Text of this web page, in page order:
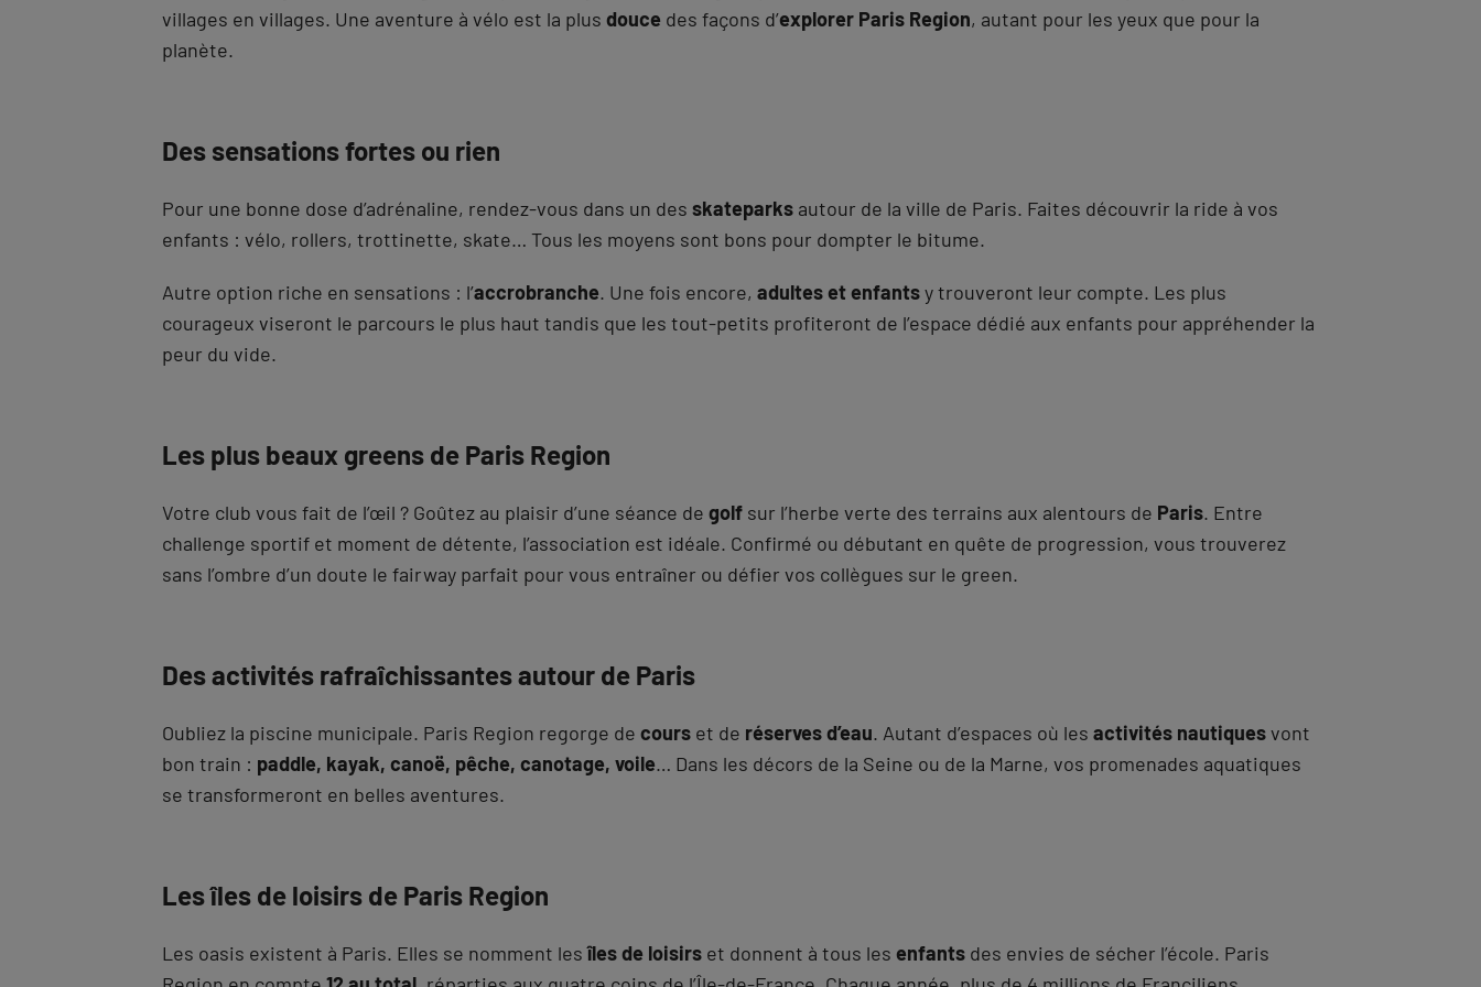
villages en villages. Une aventure à vélo est la plus douce des façons d’explorer Paris Region, autant pour les yeux que pour la
planète.
Des sensations fortes ou rien
Pour une bonne dose d’adrénaline, rendez-vous dans un des skateparks autour de la ville de Paris. Faites découvrir la ride à vos
enfants : vélo, rollers, trottinette, skate… Tous les moyens sont bons pour dompter le bitume.
Autre option riche en sensations : l’accrobranche. Une fois encore, adultes et enfantsy trouveront leur compte. Les plus
courageux viseront le parcours le plus haut tandis que les tout-petits profiteront de l’espace dédié aux enfants pour appréhender la
peur du vide.
Les plus beaux greens de Paris Region
Votre club vous fait de l’œil ? Goûtez au plaisir d’une séance de golf sur l’herbe verte des terrains aux alentours de Paris. Entre
challenge sportif et moment de détente, l’association est idéale. Confirmé ou débutant en quête de progression, vous trouverez
sans l’ombre d’un doute le fairway parfait pour vous entraîner ou défier vos collègues sur le green.
Des activités rafraîchissantes autour de Paris
Oubliez la piscine municipale. Paris Region regorge de cours et de réserves d’eau. Autant d’espaces où les activités nautiquesvont
bon train : paddle, kayak, canoë, pêche, canotage, voile… Dans les décors de la Seine ou de la Marne, vos promenades aquatiques
se transformeront en belles aventures.
Les îles de loisirs de Paris Region
Les oasis existent à Paris. Elles se nomment lesîles de loisirs et donnent à tous les enfants des envies de sécher l’école. Paris